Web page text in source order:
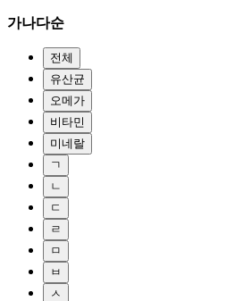
가나다순
전체
유산균
오메가
비타민
미네랄
ㄱ
ㄴ
ㄷ
ㄹ
ㅁ
ㅂ
ㅅ